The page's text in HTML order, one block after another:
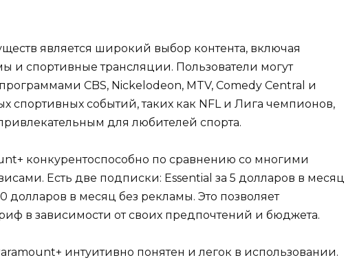
является широкий выбор контента, включая
и спортивные трансляции. Пользователи могут
CBS, Nickelodeon, MTV, Comedy Central и
спортивных событий, таких как NFL и Лига чемпионов,
для любителей спорта.
конкурентоспособно по сравнению со многими
Есть две подписки: Essential за 5 долларов в месяц
долларов в месяц без рекламы. Это позволяет
в зависимости от своих предпочтений и бюджета.
интуитивно понятен и легок в использовании.